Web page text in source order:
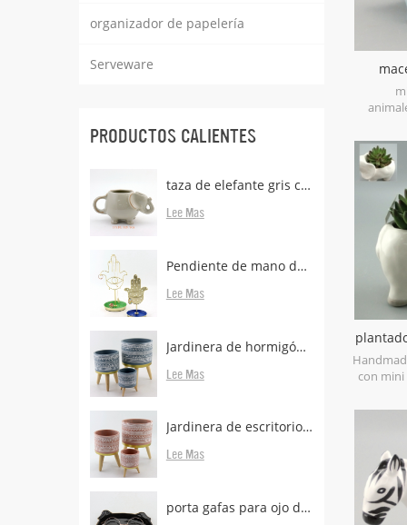
organizador de papelería
Serveware
PRODUCTOS CALIENTES
taza de elefante gris con porta bolsas de té
Lee Mas
Pendiente de mano de metal de latón con soporte
Lee Mas
Jardinera de hormigón con patas de madera.
Lee Mas
Jardinera de escritorio de hormigón con patas boscosas en venta
Lee Mas
porta gafas para ojo de animal para escritorio
plants if
con
and